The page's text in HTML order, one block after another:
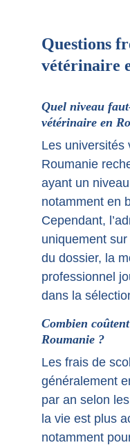
Questions
vétérinaire
Quel niveau
vétérinaire en
Les universités
Roumanie
ayant un
notamment en
Cependant,
uniquement
du dossier, la
professionnel
dans la
Combien
Roumanie ?
Les frais de
généralement
par an selon
la vie est plus
notamment